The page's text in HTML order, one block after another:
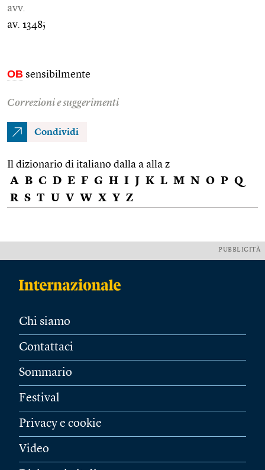
avv.
av. 1348;
OB sensibilmente
Correzioni e suggerimenti
Condividi
Il dizionario di italiano dalla a alla z
A B C D E F G H I J K L M N O P Q
R S T U V W X Y Z
PUBBLICITÀ
Chi siamo
Contattaci
Sommario
Festival
Privacy e cookie
Video